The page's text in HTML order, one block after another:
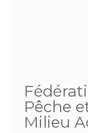
Pêche
Milieu